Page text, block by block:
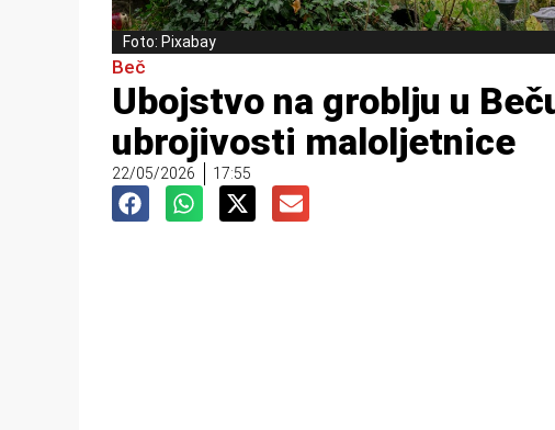
Foto: Pixabay
Beč
Ubojstvo na groblju u
ubrojivosti maloljetnice
22/05/2026 17:55